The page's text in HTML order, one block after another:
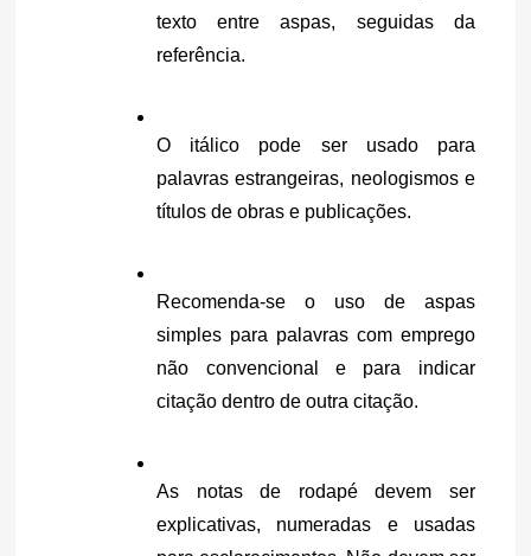
texto entre aspas, seguidas da
referência.
O itálico pode ser usado para
palavras estrangeiras, neologismos e
títulos de obras e publicações.
Recomenda-se o uso de aspas
simples para palavras com emprego
não convencional e para indicar
citação dentro de outra citação.
As notas de rodapé devem ser
explicativas, numeradas e usadas